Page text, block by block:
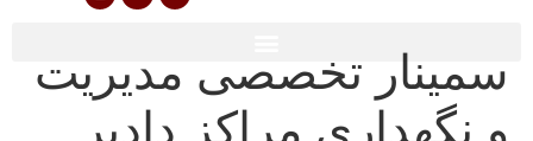
سمینار تخصصی مدیریت
و نگهداری مراکز دادبر